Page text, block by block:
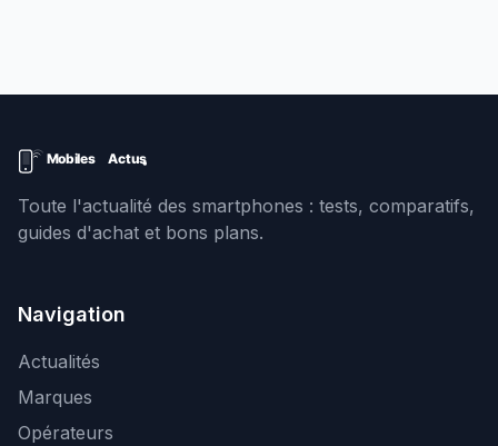
Toute l'actualité des smartphones : tests, comparatifs,
guides d'achat et bons plans.
Navigation
Actualités
Marques
Opérateurs